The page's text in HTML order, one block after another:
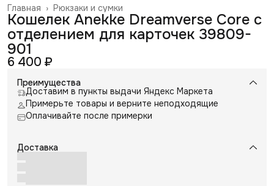
Рюкзаки и сумки
Главная ›
Кошелек Anekke Dreamverse Core с
отделением для карточек 39809-
901
6 400 ₽
Преимущества
Доставим в пункты выдачи Яндекс Маркета
Примерьте товары и верните неподходящие
Оплачивайте после примерки
Доставка